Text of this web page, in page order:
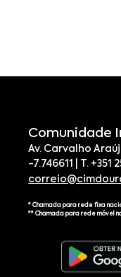
Comunidade
Av. Carvalho
-7.746611 | T. +351
* Chamada para rede fixa
** Chamada para rede móvel